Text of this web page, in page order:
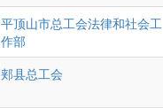
平顶山市总工会法律和社会工
作部
郏县总工会